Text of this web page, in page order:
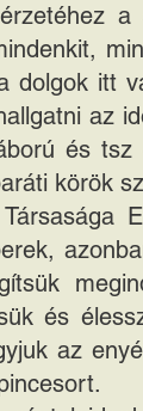
dolgok itt
az
és tsz
körök
és
az